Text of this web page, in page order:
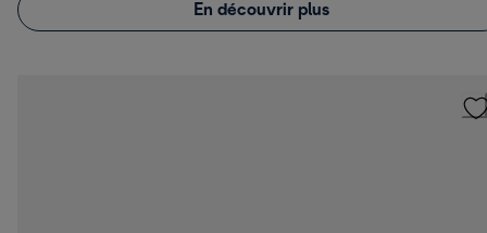
En découvrir plus